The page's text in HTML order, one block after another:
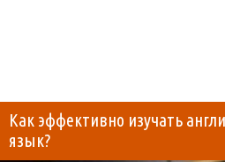
Как эффективно изучать
язык?